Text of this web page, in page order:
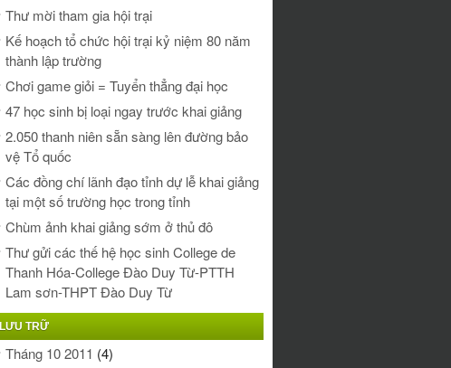
Thư mời tham gia hội trại
Kế hoạch tổ chức hội trại kỷ niệm 80 năm
thành lập trường
Chơi game giỏi = Tuyển thẳng đại học
47 học sinh bị loại ngay trước khai giảng
2.050 thanh niên sẵn sàng lên đường bảo
vệ Tổ quốc
Các đồng chí lãnh đạo tỉnh dự lễ khai giảng
tại một số trường học trong tỉnh
Chùm ảnh khai giảng sớm ở thủ đô
Thư gửi các thế hệ học sinh College de
Thanh Hóa-College Đào Duy Từ-PTTH
Lam sơn-THPT Đào Duy Từ
LƯU TRỮ
Tháng 10 2011 (4)